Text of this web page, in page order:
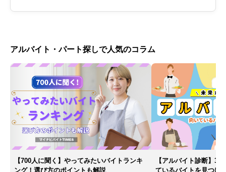
アルバイト・パート探しで人気のコラム
【700人に聞く】やってみたいバイトランキ
ング！選び方のポイントも解説
【アルバイト診断】
ているバイトを見つけ